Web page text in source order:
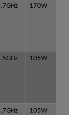
170W
105W
105W